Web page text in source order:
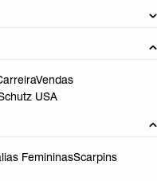
Vendas
USA
FemininasScarpins